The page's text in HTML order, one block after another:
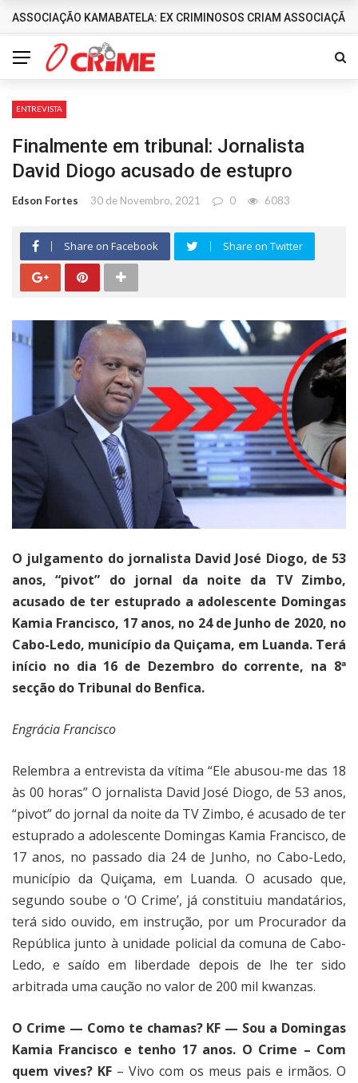
DESTAQUES
ASSOCIAÇÃO KAMABATELA: EX CRIMINOSOS CRIAM
ENTREVISTA
Finalmente em tribunal: Jornalista
David Diogo acusado de estupro
Edson Fortes 30 de Novembro, 2021 0 6083
Share on Facebook Share on Twitter
O julgamento do jornalista David José Diogo, de 53
anos, “pivot” do jornal da noite da TV Zimbo,
acusado de ter estuprado a adolescente Domingas
Kamia Francisco, 17 anos, no 24 de Junho de 2020, no
Cabo-Ledo, município da Quiçama, em Luanda. Terá
início no dia 16 de Dezembro do corrente, na 8ª
secção do Tribunal do Benfica.
Engrácia Francisco
Relembra a entrevista da vítima “Ele abusou-me das 18
às 00 horas” O jornalista David José Diogo, de 53 anos,
“pivot” do jornal da noite da TV Zimbo, é acusado de ter
estuprado a adolescente Domingas Kamia Francisco, de
17 anos, no passado dia 24 de Junho, no Cabo-Ledo,
município da Quiçama, em Luanda. O acusado que,
segundo soube o ‘O Crime’, já constituiu mandatários,
terá sido ouvido, em instrução, por um Procurador da
República junto à unidade policial da comuna de Cabo-
Ledo, e saído em liberdade depois de lhe ter sido
arbitrada uma caução no valor de 200 mil kwanzas.
O Crime — Como te chamas? KF — Sou a Domingas
Kamia Francisco e tenho 17 anos. O Crime – Com
quem vives? KF – Vivo com os meus pais e irmãos. O